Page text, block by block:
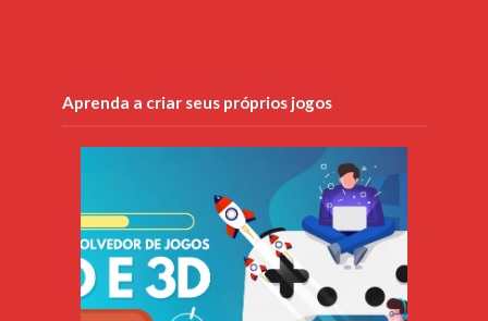
Aprenda a criar seus próprios jogos